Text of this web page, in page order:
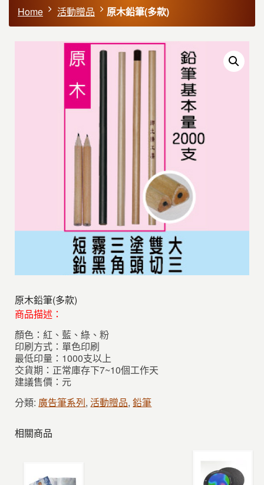
Home
活動贈品 原木鉛筆(多款)
原木鉛筆(多款)
商品描述：
顏色：紅、藍、綠、粉
印刷方式：單色印刷
最低印量：1000支以上
交貨期：正常庫存下7~10個工作天
建議售價：元
分類: 廣告筆系列,活動贈品,鉛筆
相關商品